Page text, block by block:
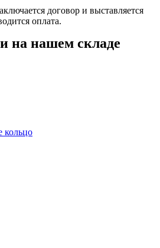
договор и выставляется
оплата.
на нашем складе
кольцо